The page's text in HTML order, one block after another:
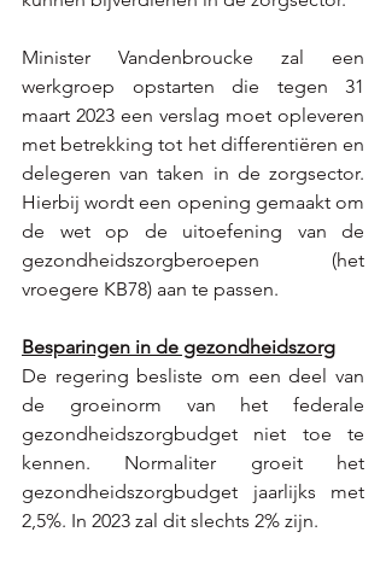
Minister Vandenbroucke zal een
werkgroep opstarten die tegen 31
maart 2023 een verslag moet opleveren
met betrekking tot het differentiëren en
delegeren van taken in de zorgsector.
Hierbij wordt een opening gemaakt om
de wet op de uitoefening van de
gezondheidszorgberoepen (het
vroegere KB78) aan te passen.
Besparingen in de gezondheidszorg
De regering besliste om een deel van
de groeinorm van het federale
gezondheidszorgbudget niet toe te
kennen. Normaliter groeit het
gezondheidszorgbudget jaarlijks met
2,5%. In 2023 zal dit slechts 2% zijn.